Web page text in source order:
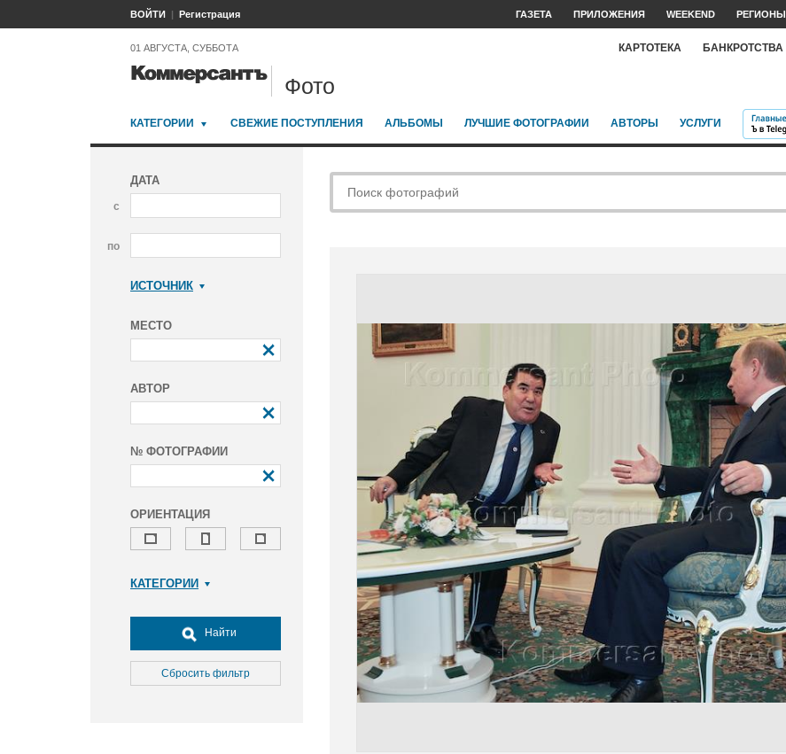
ВОЙТИ Регистрация ГАЗЕТА ПРИЛОЖЕНИЯ WEEKEND РЕГИОНЫ
01 АВГУСТА, СУББОТА КАРТОТЕКА БАНКРОТСТВА
Фото
КАТЕГОРИИ СВЕЖИЕ ПОСТУПЛЕНИЯ АЛЬБОМЫ ЛУЧШИЕ ФОТОГРАФИИ АВТОРЫ УСЛУГИ
ДАТА
с
по
ИСТОЧНИК
МЕСТО
АВТОР
№ ФОТОГРАФИИ
ОРИЕНТАЦИЯ
КАТЕГОРИИ
Досуг, туризм и отдых
Культура
Медицина
Найти
Сбросить фильтр